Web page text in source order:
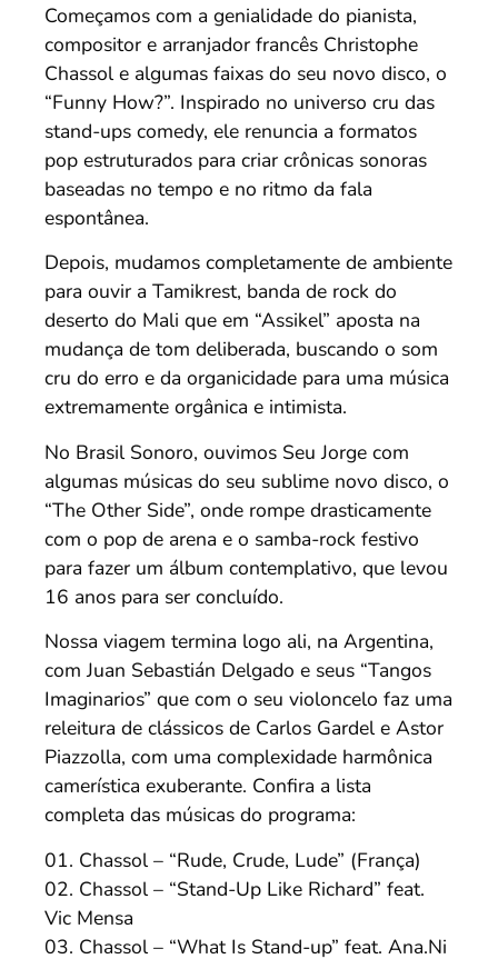
Começamos com a genialidade do pianista,
compositor e arranjador francês Christophe
Chassol e algumas faixas do seu novo disco, o
“Funny How?”. Inspirado no universo cru das
stand-ups comedy, ele renuncia a formatos
pop estruturados para criar crônicas sonoras
baseadas no tempo e no ritmo da fala
espontânea.
Depois, mudamos completamente de ambiente
para ouvir a Tamikrest, banda de rock do
deserto do Mali que em “Assikel” aposta na
mudança de tom deliberada, buscando o som
cru do erro e da organicidade para uma música
extremamente orgânica e intimista.
No Brasil Sonoro, ouvimos Seu Jorge com
algumas músicas do seu sublime novo disco, o
“The Other Side”, onde rompe drasticamente
com o pop de arena e o samba-rock festivo
para fazer um álbum contemplativo, que levou
16 anos para ser concluído.
Nossa viagem termina logo ali, na Argentina,
com Juan Sebastián Delgado e seus “Tangos
Imaginarios” que com o seu violoncelo faz uma
releitura de clássicos de Carlos Gardel e Astor
Piazzolla, com uma complexidade harmônica
camerística exuberante. Confira a lista
completa das músicas do programa:
01. Chassol – “Rude, Crude, Lude” (França)
02. Chassol – “Stand-Up Like Richard” feat.
Vic Mensa
03. Chassol – “What Is Stand-up” feat. Ana.Ni